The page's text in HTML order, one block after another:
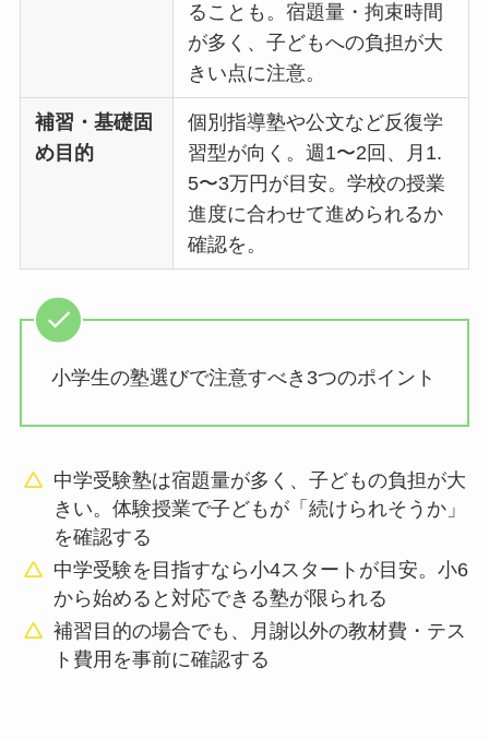
ることも。宿題量・拘束時間
が多く、子どもへの負担が大
きい点に注意。
補習・基礎固
め目的
個別指導塾や公文など反復学
習型が向く。週1〜2回、月1.
5〜3万円が目安。学校の授業
進度に合わせて進められるか
確認を。
小学生の塾選びで注意すべき3つのポイント
中学受験塾は宿題量が多く、子どもの負担が大
きい。体験授業で子どもが「続けられそうか」
を確認する
中学受験を目指すなら小4スタートが目安。小6
から始めると対応できる塾が限られる
補習目的の場合でも、月謝以外の教材費・テス
ト費用を事前に確認する